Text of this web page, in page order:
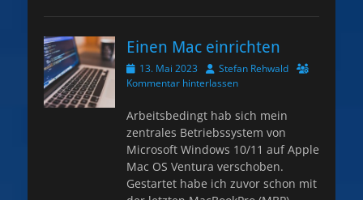
Einen Mac einrichten
Veröffentlicht
am
13. Mai 2023 AutorStefan Rehwald
Kommentar hinterlassen
Arbeitsbedingt hab sich mein
zentrales Betriebssystem von
Microsoft Windows 10/11 auf Apple
Mac OS Ventura verschoben.
Gestartet habe ich zuvor schon mit